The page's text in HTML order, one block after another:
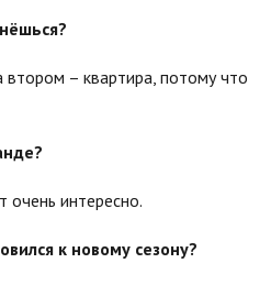
– квартира, потому что
очень интересно.
к новому сезону?